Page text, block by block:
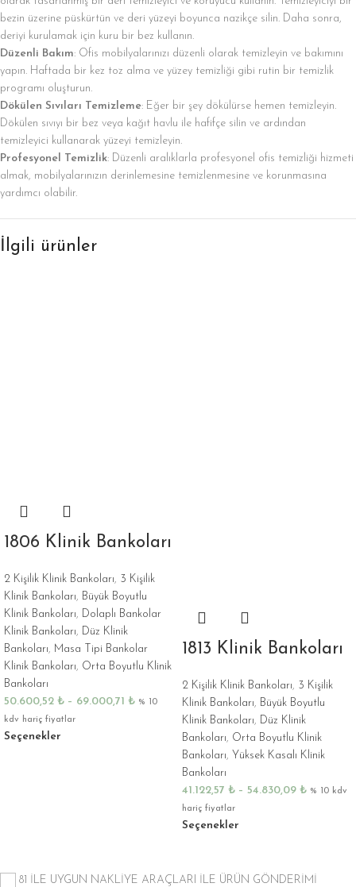
bezin üzerine püskürtün ve deri yüzeyi boyunca nazikçe silin. Daha sonra,
deriyi kurulamak için kuru bir bez kullanın.
Düzenli Bakım: Ofis mobilyalarınızı düzenli olarak temizleyin ve bakımını
yapın. Haftada bir kez toz alma ve yüzey temizliği gibi rutin bir temizlik
programı oluşturun.
Dökülen Sıvıları Temizleme: Eğer bir şey dökülürse hemen temizleyin.
Dökülen sıvıyı bir bez veya kağıt havlu ile hafifçe silin ve ardından
temizleyici kullanarak yüzeyi temizleyin.
Profesyonel Temizlik: Düzenli aralıklarla profesyonel ofis temizliği hizmeti
almak, mobilyalarınızın derinlemesine temizlenmesine ve korunmasına
yardımcı olabilir.
İlgili ürünler
1806 Klinik Bankoları
2 Kişilik Klinik Bankoları, 3 Kişilik
Klinik Bankoları, Büyük Boyutlu
Klinik Bankoları, Dolaplı Bankolar
Klinik Bankoları, Düz Klinik
Bankoları, Masa Tipi Bankolar
Klinik Bankoları, Orta Boyutlu Klinik
Bankoları
50.600,52 ₺ – 69.000,71 ₺ % 10
kdv hariç fiyatlar
Seçenekler
1813 Klinik Bankoları
2 Kişilik Klinik Bankoları, 3 Kişilik
Klinik Bankoları, Büyük Boyutlu
Klinik Bankoları, Düz Klinik
Bankoları, Orta Boyutlu Klinik
Bankoları, Yüksek Kasalı Klinik
Bankoları
41.122,57 ₺ – 54.830,09 ₺ % 10 kdv
hariç fiyatlar
Seçenekler
81 İLE UYGUN NAKLİYE ARAÇLARI İLE ÜRÜN GÖNDERİMİ